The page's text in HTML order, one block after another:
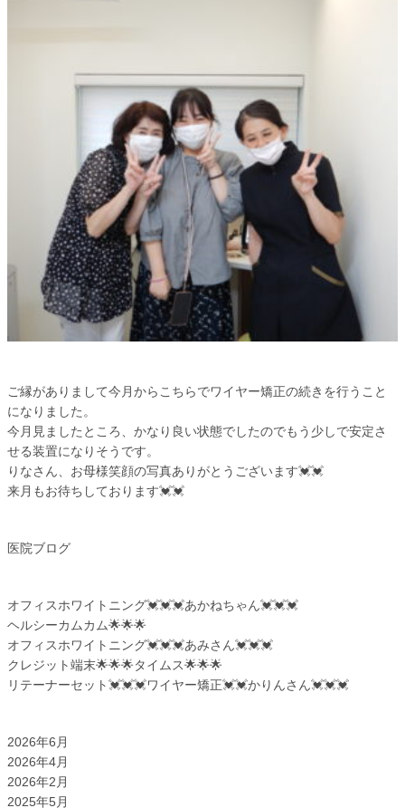
ご縁がありまして今月からこちらでワイヤー矯正の続きを行うこと
になりました。
今月見ましたところ、かなり良い状態でしたのでもう少しで安定さ
せる装置になりそうです。
りなさん、お母様笑顔の写真ありがとうございます💓💓
来月もお待ちしております💓💓
医院ブログ
オフィスホワイトニング💓💓💓あかねちゃん💓💓💓
ヘルシーカムカム🌟🌟🌟
オフィスホワイトニング💓💓💓あみさん💓💓💓
クレジット端末🌟🌟🌟タイムス🌟🌟🌟
リテーナーセット💓💓💓ワイヤー矯正💓💓かりんさん💓💓💓
2026年6月
2026年4月
2026年2月
2025年5月